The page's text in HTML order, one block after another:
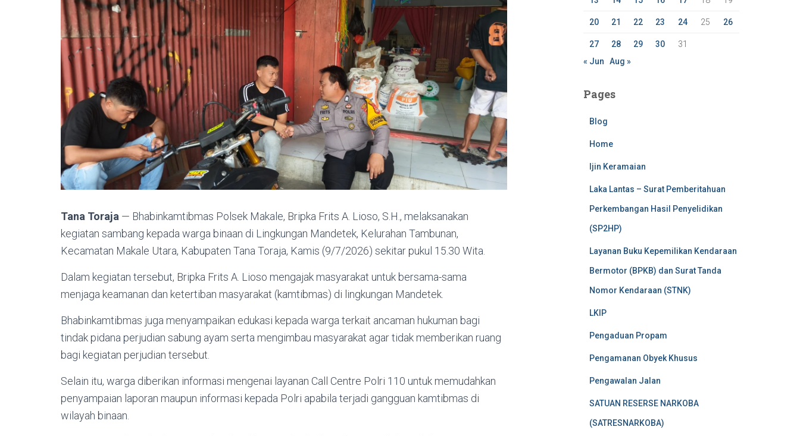
Tana Toraja — Bhabinkamtibmas Polsek Makale, Bripka Frits A. Lioso, S.H., melaksanakan
kegiatan sambang kepada warga binaan di Lingkungan Mandetek, Kelurahan Tambunan,
Kecamatan Makale Utara, Kabupaten Tana Toraja, Kamis (9/7/2026) sekitar pukul 15.30 Wita.
Dalam kegiatan tersebut, Bripka Frits A. Lioso mengajak masyarakat untuk bersama-sama
menjaga keamanan dan ketertiban masyarakat (kamtibmas) di lingkungan Mandetek.
Bhabinkamtibmas juga menyampaikan edukasi kepada warga terkait ancaman hukuman bagi
tindak pidana perjudian sabung ayam serta mengimbau masyarakat agar tidak memberikan ruang
bagi kegiatan perjudian tersebut.
Selain itu, warga diberikan informasi mengenai layanan Call Centre Polri 110 untuk memudahkan
penyampaian laporan maupun informasi kepada Polri apabila terjadi gangguan kamtibmas di
wilayah binaan.
20 21 22 23 24 25 26
27 28 29 30
31
« Jun
Aug »
Pages
Blog
Home
Ijin Keramaian
Laka Lantas – Surat Pemberitahuan
Perkembangan Hasil Penyelidikan
(SP2HP)
Layanan Buku Kepemilikan Kendaraan
Bermotor (BPKB) dan Surat Tanda
Nomor Kendaraan (STNK)
LKIP
Pengaduan Propam
Pengamanan Obyek Khusus
Pengawalan Jalan
SATUAN RESERSE NARKOBA
(SATRESNARKOBA)